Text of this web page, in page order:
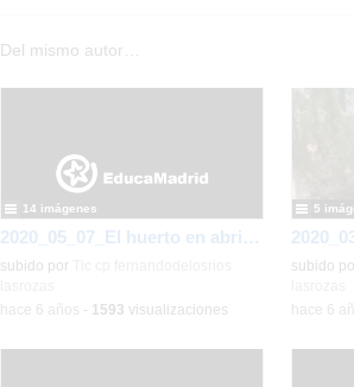
Del mismo autor…
2020_05_07_El huerto en abril_CEIP FDLR_Las Rozas
subido por
14 imágenes
hace 6 años - 1593 visualizaciones
subido
5
hace 6